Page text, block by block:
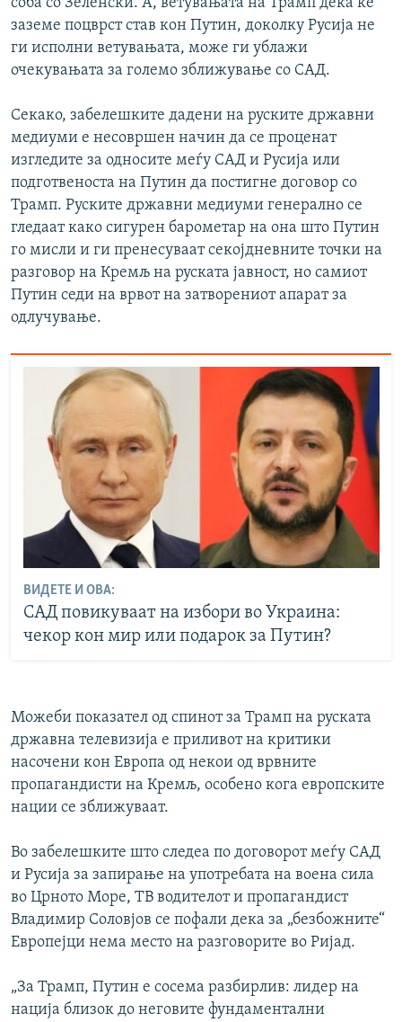
заземе поцврст став кон Путин, доколку Русија не
ги исполни ветувањата, може ги ублажи
очекувањата за големо зближување со САД.
Секако, забелешките дадени на руските државни
медиуми е несовршен начин да се проценат
изгледите за односите меѓу САД и Русија или
подготвеноста на Путин да постигне договор со
Трамп. Руските државни медиуми генерално се
гледаат како сигурен барометар на она што Путин
го мисли и ги пренесуваат секојдневните точки на
разговор на Кремљ на руската јавност, но самиот
Путин седи на врвот на затворениот апарат за
одлучување.
ВИДЕТЕ И ОВА:
САД повикуваат на избори во Украина:
чекор кон мир или подарок за Путин?
Можеби показател од спинот за Трамп на руската
државна телевизија е приливот на критики
насочени кон Европа од некои од врвните
пропагандисти на Кремљ, особено кога европските
нации се зближуваат.
Во забелешките што следеа по договорот меѓу САД
и Русија за запирање на употребата на воена сила
во Црното Море, ТВ водителот и пропагандист
Владимир Соловјов се пофали дека за „безбожните“
Европејци нема место на разговорите во Ријад.
„За Трамп, Путин е сосема разбирлив: лидер на
нација близок до неговите фундаментални